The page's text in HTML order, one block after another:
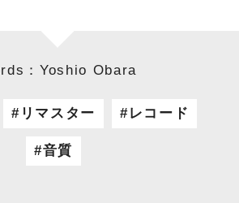
：Yoshio Obara
リマスター レコード
音質